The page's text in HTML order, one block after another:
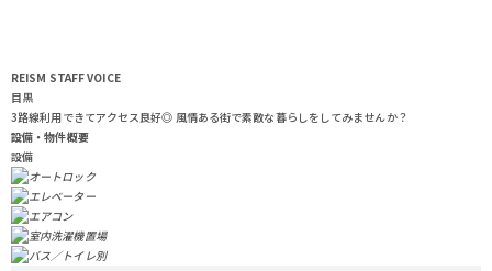
REISM STAFFVOICE
目黒
3路線利用できてアクセス良好◎ 風情ある街で素敵な暮らしをしてみませんか？
設備・物件概要
設備